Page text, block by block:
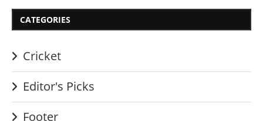
CATEGORIES
Cricket
Editor's Picks
Footer